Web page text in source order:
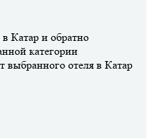
Катар и обратно
категории
выбранного отеля в Катар